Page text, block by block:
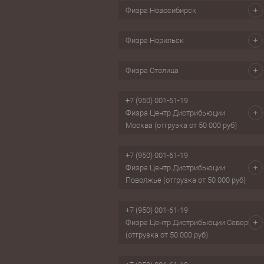
Физра Новосибирск
Физра Норильск
Физра Столица
+7 (950) 001-61-19
Физра Центр Дистрибьюции
Москва (отгрузка от 50 000 руб)
+7 (950) 001-61-19
Физра Центр Дистрибьюции
Поволжье (отгрузка от 50 000 руб)
+7 (950) 001-61-19
Физра Центр Дистрибьюции Север
(отгрузка от 50 000 руб)